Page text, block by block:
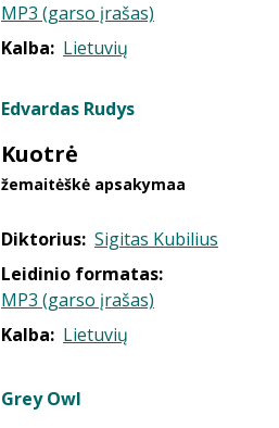
MP3 (garso įrašas)
Kalba: Lietuvių
Edvardas Rudys
Kuotrė
žemaitėškė apsakymaa
Diktorius: Sigitas Kubilius
Leidinio formatas:
MP3 (garso įrašas)
Kalba: Lietuvių
Grey Owl